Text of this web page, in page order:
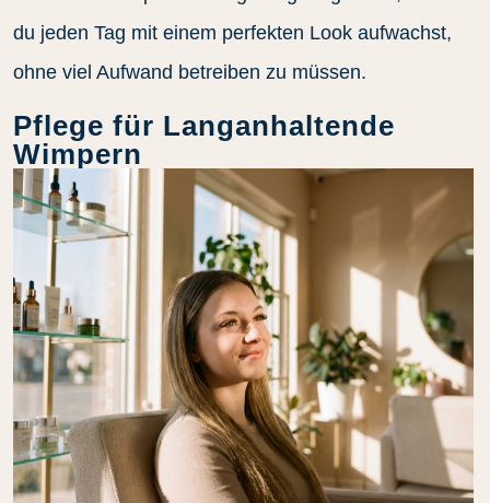
du jeden Tag mit einem perfekten Look aufwachst,
ohne viel Aufwand betreiben zu müssen.
Pflege für Langanhaltende
Wimpern